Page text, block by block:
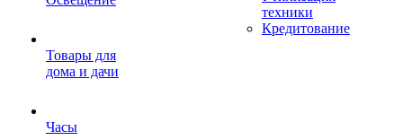
Товары для
дома и дачи
Часы
техники
Кредитование